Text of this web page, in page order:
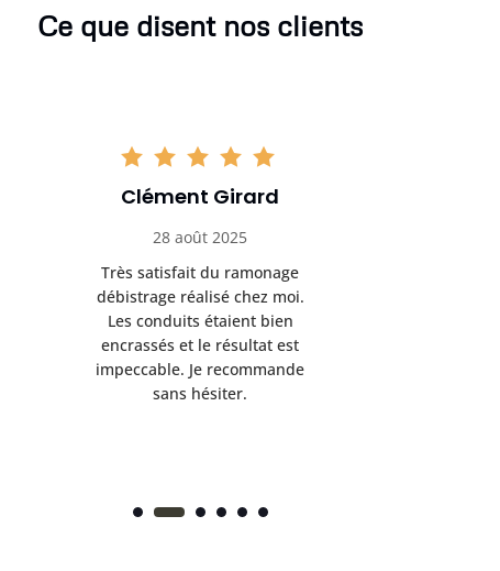
Ce que disent nos clients
Clément Girard
28 août 2025
Très satisfait du ramonage
débistrage réalisé chez moi.
Les conduits étaient bien
encrassés et le résultat est
impeccable. Je recommande
sans hésiter.